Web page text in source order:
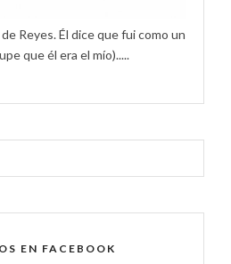
Reyes. Él dice que fui como un
que él era el mío).....
EN FACEBOOK